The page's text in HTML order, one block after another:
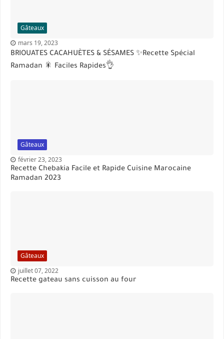
Gâteaux
mars 19, 2023
BRIOUATES CACAHUÈTES & SÉSAMES ✨Recette Spécial
Ramadan 🎇 Faciles Rapides👌
Gâteaux
février 23, 2023
Recette Chebakia Facile et Rapide Cuisine Marocaine
Ramadan 2023
Gâteaux
juillet 07, 2022
Recette gateau sans cuisson au four